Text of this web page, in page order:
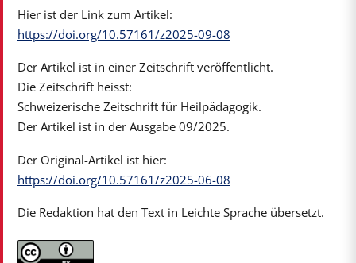
Hier ist der Link zum Artikel:
https://doi.org/10.57161/z2025-09-08
Der Artikel ist in einer Zeitschrift veröffentlicht.
Die Zeitschrift heisst:
Schweizerische Zeitschrift für Heilpädagogik.
Der Artikel ist in der Ausgabe 09/2025.
Der Original-Artikel ist hier:
https://doi.org/10.57161/z2025-06-08
Die Redaktion hat den Text in Leichte Sprache übersetzt.